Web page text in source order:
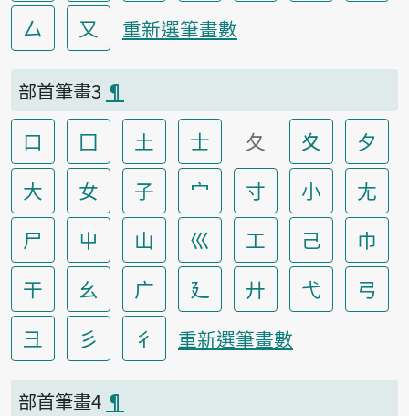
厶
又 重新選筆畫數
部首筆畫3 ¶
口 囗 土 士 夂 夊
夕
大
女 子 宀 寸 小
尢
尸
屮 山 巛 工 己
巾
干
幺 广 廴 廾 弋
弓
彐
彡 彳 重新選筆畫數
部首筆畫4 ¶